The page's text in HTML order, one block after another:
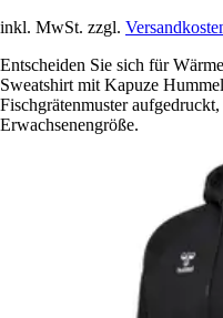
inkl. MwSt. zzgl.
Entscheiden Sie sich für
Sweatshirt mit Kapuze
Fischgrätenmuster
Erwachsenengröße.